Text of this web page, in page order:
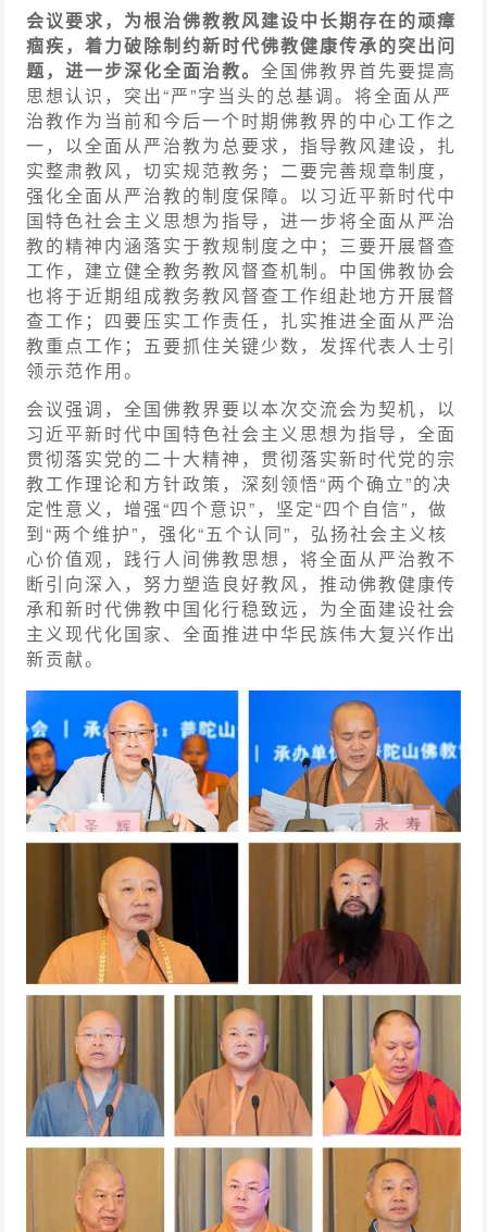
会议要求，为根治佛教教风建设中长期存在的顽瘴
痼疾，着力破除制约新时代佛教健康传承的突出问
题，进一步深化全面治教。全国佛教界首先要提高
思想认识，突出“严”字当头的总基调。将全面从严
治教作为当前和今后一个时期佛教界的中心工作之
一，以全面从严治教为总要求，指导教风建设，扎
实整肃教风，切实规范教务；二要完善规章制度，
强化全面从严治教的制度保障。以习近平新时代中
国特色社会主义思想为指导，进一步将全面从严治
教的精神内涵落实于教规制度之中；三要开展督查
工作，建立健全教务教风督查机制。中国佛教协会
也将于近期组成教务教风督查工作组赴地方开展督
查工作；四要压实工作责任，扎实推进全面从严治
教重点工作；五要抓住关键少数，发挥代表人士引
领示范作用。
会议强调，全国佛教界要以本次交流会为契机，以
习近平新时代中国特色社会主义思想为指导，全面
贯彻落实党的二十大精神，贯彻落实新时代党的宗
教工作理论和方针政策，深刻领悟“两个确立”的决
定性意义，增强“四个意识”，坚定“四个自信”，做
到“两个维护”，强化“五个认同”，弘扬社会主义核
心价值观，践行人间佛教思想，将全面从严治教不
断引向深入，努力塑造良好教风，推动佛教健康传
承和新时代佛教中国化行稳致远，为全面建设社会
主义现代化国家、全面推进中华民族伟大复兴作出
新贡献。